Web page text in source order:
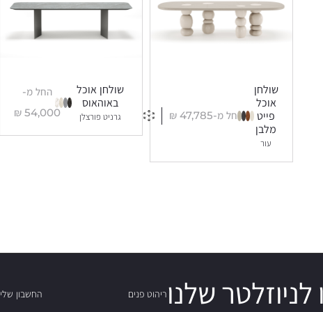
שולחן
אוכל
פייט
מלבן
עור
החל מ-47,785
₪
שולחן אוכל
באוהאוס
גרניט פורצלן
החל מ-
54,000
₪
שלנוריהוט פנים החשבון שלי